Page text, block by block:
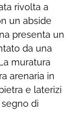
rivolta a
un abside
presenta un
da una
muratura
arenaria in
e laterizi
di